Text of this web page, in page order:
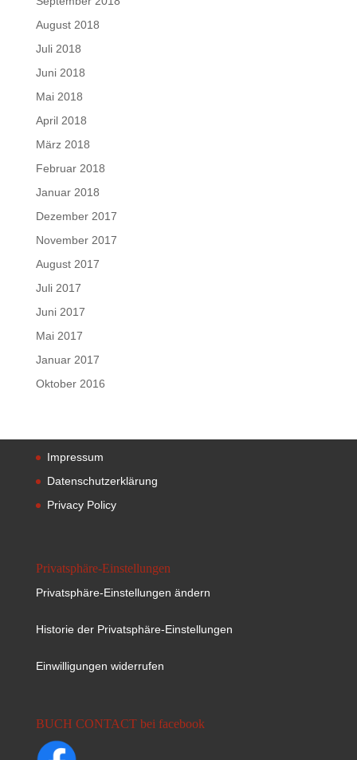
August 2018
Juli 2018
Juni 2018
Mai 2018
April 2018
März 2018
Februar 2018
Januar 2018
Dezember 2017
November 2017
August 2017
Juli 2017
Juni 2017
Mai 2017
Januar 2017
Oktober 2016
Impressum
Datenschutzerklärung
Privacy Policy
Privatsphäre-Einstellungen
Privatsphäre-Einstellungen ändern
Historie der Privatsphäre-Einstellungen
Einwilligungen widerrufen
BUCH CONTACT bei facebook